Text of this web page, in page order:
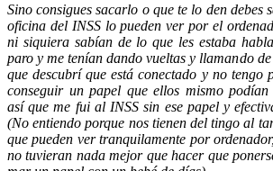
Sino consigues sacarlo o que te lo den debes
oficina del INSS lo pueden ver por el
ni siquiera sabían de lo que les estaba
paro y me tenían dando vueltas y llamando
que descubrí que está conectado y no tengo
conseguir un papel que ellos mismo podían
así que me fui al INSS sin ese papel y
(No entiendo porque nos tienen del tingo al
que pueden ver tranquilamente por
no tuvieran nada mejor que hacer que